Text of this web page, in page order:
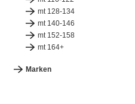
mt 128-134
mt 140-146
mt 152-158
mt 164+
Marken